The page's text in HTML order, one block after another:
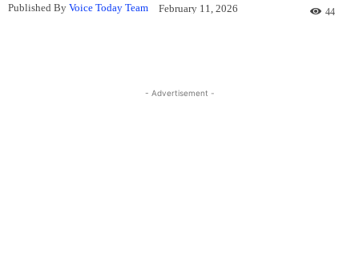
Published By Voice Today Team February 11, 2026 44
- Advertisement -